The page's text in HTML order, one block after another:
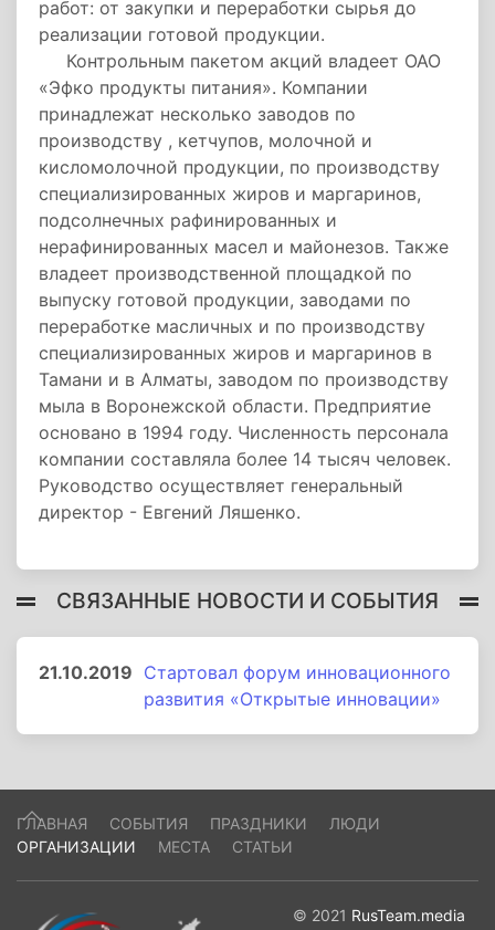
работ: от закупки и переработки сырья до
реализации готовой продукции.
Контрольным пакетом акций владеет ОАО
«Эфко продукты питания». Компании
принадлежат несколько заводов по
производству , кетчупов, молочной и
кисломолочной продукции, по производству
специализированных жиров и маргаринов,
подсолнечных рафинированных и
нерафинированных масел и майонезов. Также
владеет производственной площадкой по
выпуску готовой продукции, заводами по
переработке масличных и по производству
специализированных жиров и маргаринов в
Тамани и в Алматы, заводом по производству
мыла в Воронежской области. Предприятие
основано в 1994 году. Численность персонала
компании составляла более 14 тысяч человек.
Руководство осуществляет генеральный
директор - Евгений Ляшенко.
СВЯЗАННЫЕ НОВОСТИ И СОБЫТИЯ
21.10.2019 Стартовал форум инновационного
развития «Открытые инновации»
ГЛАВНАЯ СОБЫТИЯ ПРАЗДНИКИ
ЛЮДИ
ОРГАНИЗАЦИИ
МЕСТА СТАТЬИ
© 2021 RusTeam.media